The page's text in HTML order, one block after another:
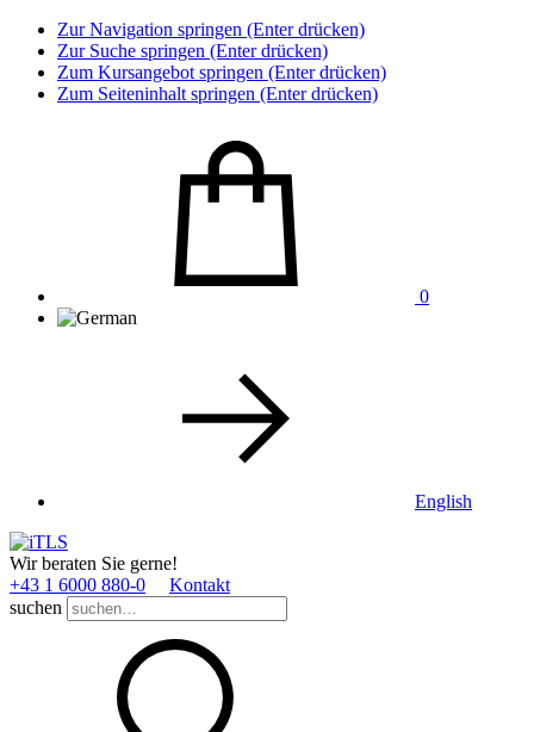
Zur Navigation springen (Enter drücken)
Zur Suche springen (Enter drücken)
Zum Kursangebot springen (Enter drücken)
Zum Seiteninhalt springen (Enter drücken)
0
English
Wir beraten Sie gerne!
+43 1 6000 880­-0
Kontakt
suchen